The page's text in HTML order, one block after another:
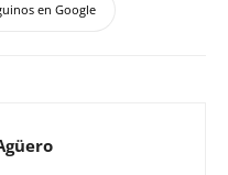
en Google